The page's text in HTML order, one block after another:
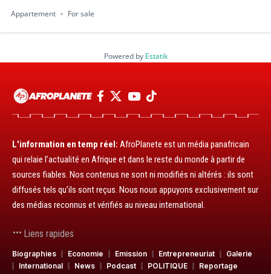
Appartement
For sale
Powered by Estatik
L'information en temp réel: AfroPlanete est un média panafricain
qui relaie l’actualité en Afrique et dans le reste du monde à partir de
sources fiables. Nos contenus ne sont ni modifiés ni altérés : ils sont
diffusés tels qu’ils sont reçus. Nous nous appuyons exclusivement sur
des médias reconnus et vérifiés au niveau international.
Liens rapides
Biographies Economie Emission Entrepreneuriat
Galerie
International
News Podcast POLITIQUE
Reportage